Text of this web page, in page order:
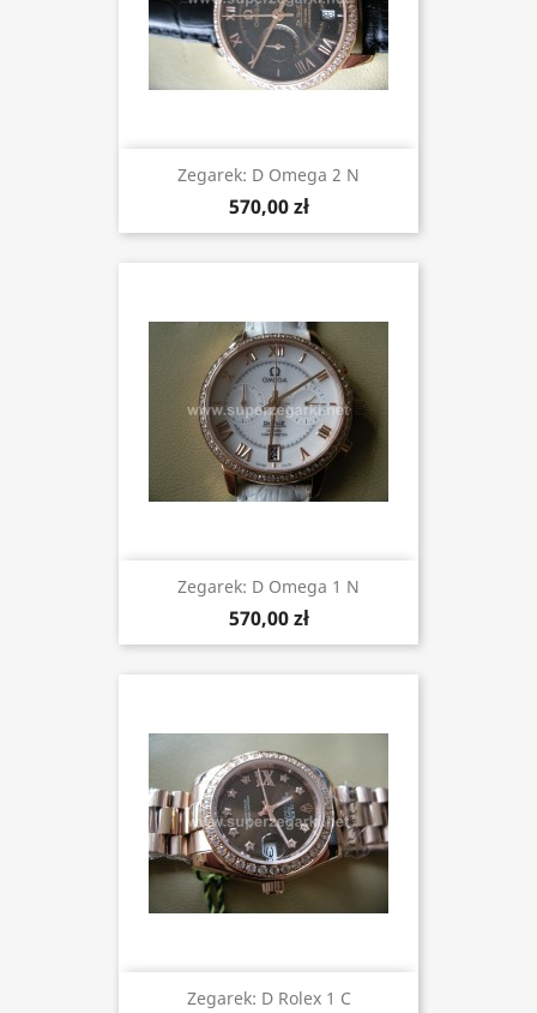
Zegarek: D Omega 2 N
570,00 zł
Zegarek: D Omega 1 N
570,00 zł
Zegarek: D Rolex 1 C